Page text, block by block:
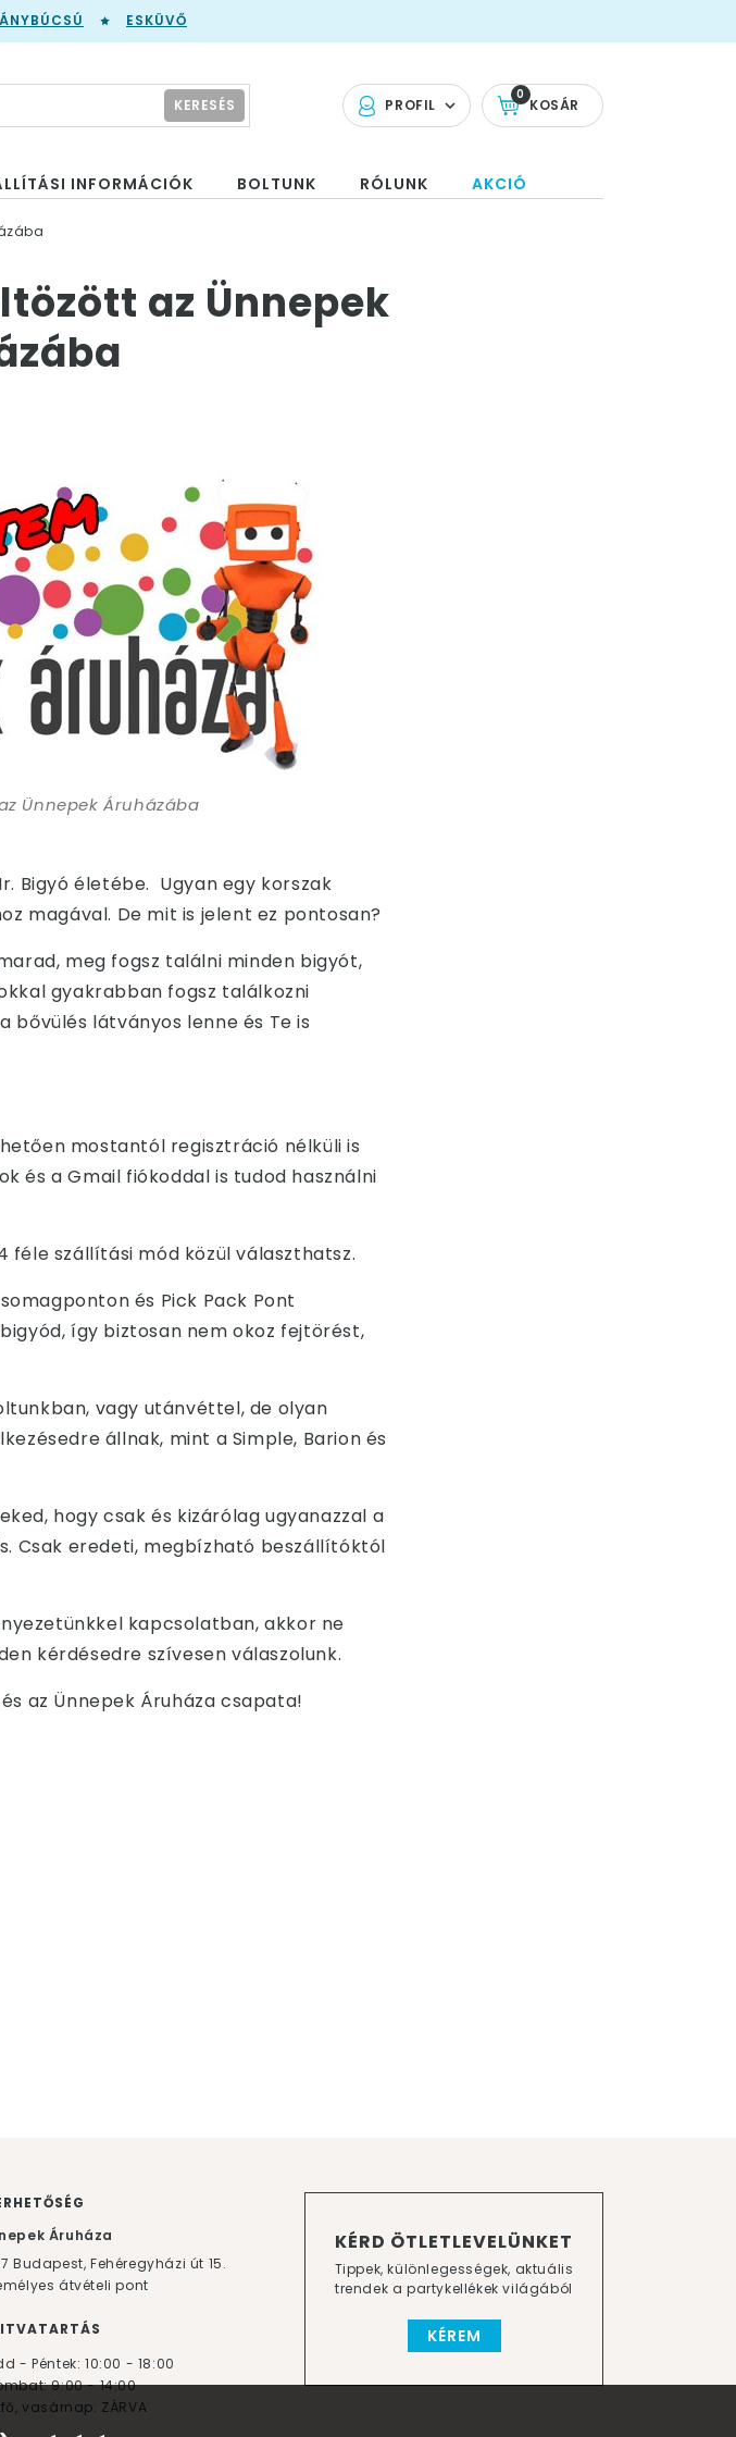
ESKÜVŐ
PROFIL KOSÁR
0
KERESÉS
INFORMÁCIÓK BOLTUNK RÓLUNK AKCIÓ
az Ünnepek
Ünnepek Áruházába
Bigyó életébe. Ugyan egy korszak
magával. De mit is jelent ez pontosan?
meg fogsz találni minden bigyót,
gyakrabban fogsz találkozni
bővülés látványos lenne és Te is
mostantól regisztráció nélküli is
és a Gmail fiókoddal is tudod használni
féle szállítási mód közül választhatsz.
és Pick Pack Pont
így biztosan nem okoz fejtörést,
vagy utánvéttel, de olyan
állnak, mint a Simple, Barion és
hogy csak és kizárólag ugyanazzal a
Csak eredeti, megbízható beszállítóktól
kapcsolatban, akkor ne
kérdésedre szívesen válaszolunk.
az Ünnepek Áruháza csapata!
KÉRD ÖTLETLEVELÜNKET
Tippek, különlegességek, aktuális
trendek a partykellékek világából
KÉREM
Áruháza
Budapest, Fehéregyházi út 15.
átvételi pont
- Péntek: 10:00 - 18:00
9:00 - 14:00
vasárnap: ZÁRVA